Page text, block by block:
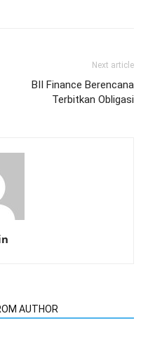
Next article
BII Finance Berencana
Terbitkan Obligasi
AUTHOR